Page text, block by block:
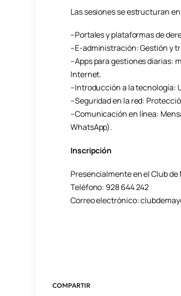
Las sesiones se estructuran
–Portales y plataformas de
–E-administración: Gestión y
–Apps para gestiones diarias:
Internet.
–Introducción a la tecnología:
–Seguridad en la red:
–Comunicación en línea:
WhatsApp).
Inscripción
Presencialmente en el Club de
Teléfono: 928 644 242
Correo electrónico:
COMPARTIR